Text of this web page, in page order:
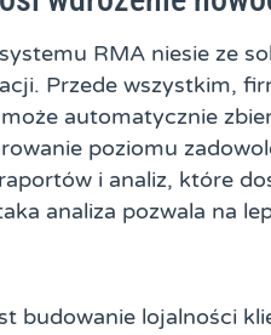
RMA niesie ze
Przede wszystkim,
automatycznie
poziomu
i analiz, które
analiza pozwala na
budowanie lojalności